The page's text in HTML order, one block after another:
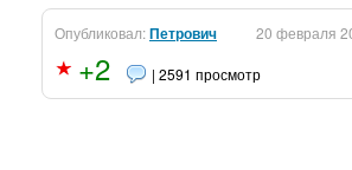
Опубликовал:Петрович 20 февраля
+2 | 2591 просмотр